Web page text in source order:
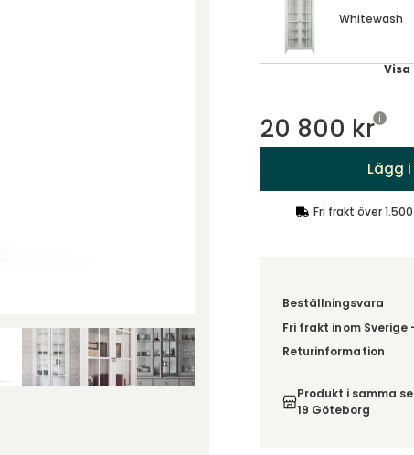
Whitewash
Visa
20 800 kr
Lägg
Fri frakt över
Beställningsvara
Fri frakt inom Sverige
Denna vara skickas
andra produkter
Returinformation
omfattas därför inte
Produkt i samma
19 Göteborg